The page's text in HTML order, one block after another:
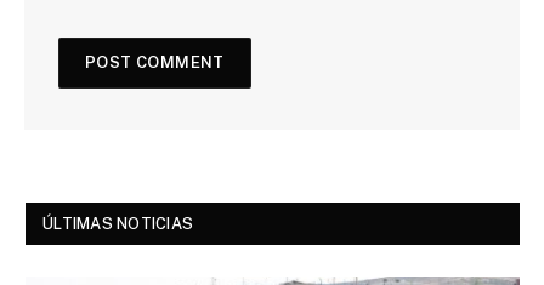
ÚLTIMAS NOTICIAS